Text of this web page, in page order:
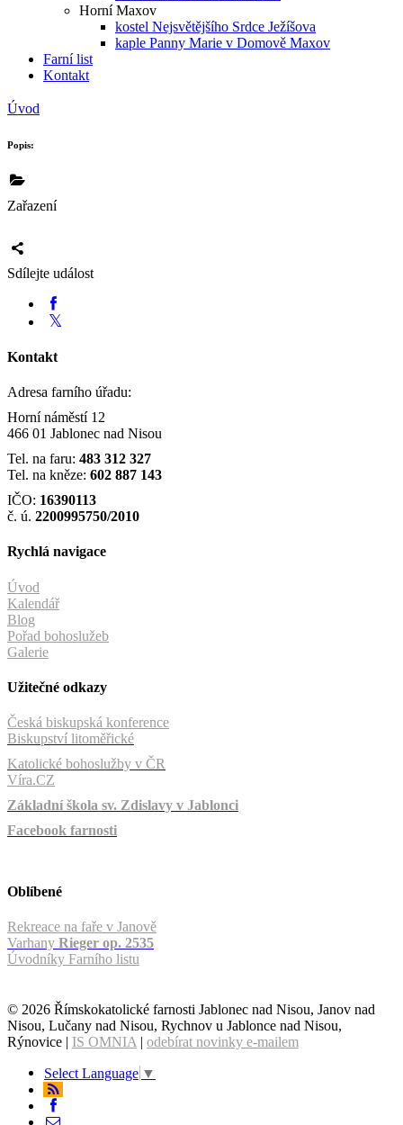
Horní Maxov
kostel Nejsvětějšího Srdce Ježíšova
kaple Panny Marie v Domově Maxov
Farní list
Kontakt
Úvod
Popis:
Zařazení
Sdílejte událost
Kontakt
Adresa farního úřadu:
Horní náměstí 12
466 01 Jablonec nad Nisou
Tel. na faru: 483 312 327
Tel. na kněze: 602 887 143
IČO: 16390113
č. ú. 2200995750/2010
Rychlá navigace
Úvod
Kalendář
Blog
Pořad bohoslužeb
Galerie
Užitečné odkazy
Česká biskupská konference
Biskupství litoměřické
Katolické bohoslužby v ČR
Víra.CZ
Základní škola sv. Zdislavy v Jablonci
Facebook farnosti
Oblíbené
Rekreace na faře v Janově
Varhany Rieger op. 2535
Úvodníky Farního listu
© 2026 Římskokatolické farnosti Jablonec nad Nisou, Janov nad
Nisou, Lučany nad Nisou, Rychnov u Jablonce nad Nisou,
Rýnovice | IS OMNIA | odebírat novinky e-mailem
Select Language ▼